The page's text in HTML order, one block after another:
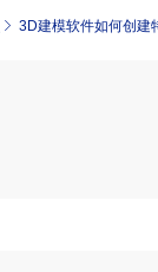
3D建模软件如何创建